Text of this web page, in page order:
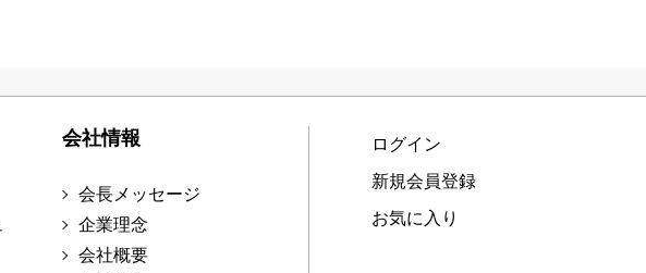
会社情報
会長メッセージ
企業理念
会社概要
ログイン
新規会員登録
お気に入り